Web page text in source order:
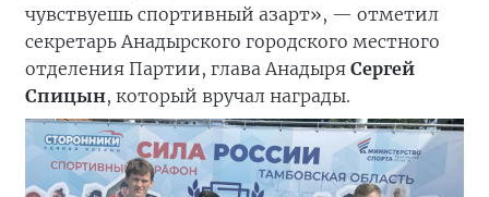
чувствуешь спортивный азарт», — отметил
секретарь Анадырского городского местного
отделения Партии, глава Анадыря Сергей
Спицын, который вручал награды.